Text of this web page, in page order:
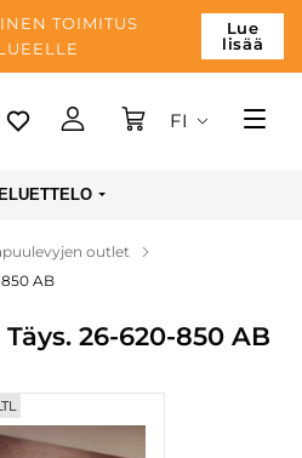
TOIMITUS
Lue
lisää
FI
outlet
AB
26-620-850 AB